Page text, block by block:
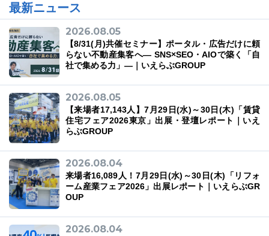
最新ニュース
2026.08.05
【8/31(月)共催セミナー】ポータル・広告だけに頼
らない不動産集客へ― SNS×SEO・AIOで築く「自
社で集める力」―｜いえらぶGROUP
2026.08.05
【来場者17,143人】7月29日(水)～30日(木)「賃貸
住宅フェア2026東京」出展・登壇レポート｜いえ
らぶGROUP
2026.08.04
来場者16,089人！7月29日(水)～30日(木)「リフォ
ーム産業フェア2026」出展レポート｜いえらぶGR
OUP
2026.08.04